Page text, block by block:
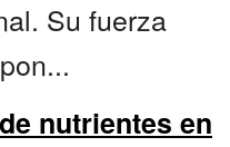
Su fuerza
nutrientes en